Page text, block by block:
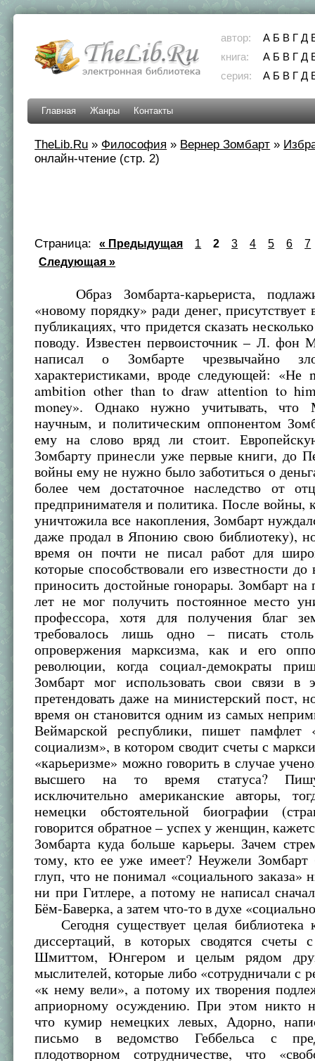
автор: А Б В Г Д
книга:
А Б В Г Д
серия:
А Б В Г Д
Главная Жанры Контакты
TheLib.Ru » Философия » Вернер Зомбарт »
онлайн-чтение (стр. 2)
Страница: « Предыдущая 1 2 3 4 5 6
7
Следующая »
Образ Зомбарта-карьериста,
«новому порядку» ради денег, присутствует
публикациях, что придется сказать
поводу. Известен первоисточник – Л. фон
написал о Зомбарте чрезвычайно
характеристиками, вроде следующей: «Не
ambition other than to draw attention to
money». Однако нужно учитывать,
научным, и политическим оппонентом
ему на слово вряд ли стоит.
Зомбарту принесли уже первые книги, до
войны ему не нужно было заботиться о
более чем достаточное наследство от
предпринимателя и политика. После войны,
уничтожила все накопления, Зомбарт
даже продал в Японию свою библиотеку),
время он почти не писал работ для
которые способствовали его известности
приносить достойные гонорары. Зомбарт на
лет не мог получить постоянное место
профессора, хотя для получения благ
требовалось лишь одно – писать
опровержения марксизма, как и его
революции, когда социал-демократы
Зомбарт мог использовать свои связи в
претендовать даже на министерский пост,
время он становится одним из самых
Веймарской республики, пишет памфлет
социализм», в котором сводит счеты с
«карьеризме» можно говорить в случае
высшего на то время статуса?
исключительно американские авторы,
немецки обстоятельной биографии
говорится обратное – успех у женщин,
Зомбарта куда больше карьеры. Зачем
тому, кто ее уже имеет? Неужели Зомбарт
глуп, что не понимал «социального заказа»
ни при Гитлере, а потому не написал
Бём-Баверка, а затем что-то в духе
Сегодня существует целая библиотека
диссертаций, в которых сводятся счеты
Шмиттом, Юнгером и целым рядом
мыслителей, которые либо «сотрудничали с
«к нему вели», а потому их творения
априорному осуждению. При этом никто
что кумир немецких левых, Адорно,
письмо в ведомство Геббельса с
плодотворном сотрудничестве, что